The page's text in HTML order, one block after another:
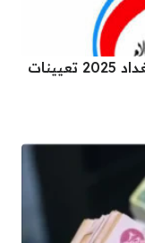
من هنا.. رابط اسماء عقود محافظة بغداد 2025 تعيينات